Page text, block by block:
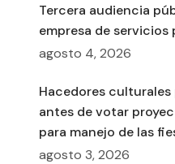
Tercera audiencia
empresa de
agosto 4, 2026
Hacedores
antes de votar
para manejo de las
agosto 3, 2026